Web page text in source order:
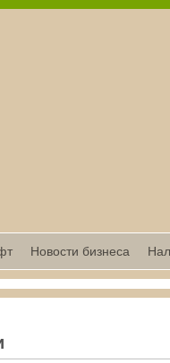
Новости бизнеса